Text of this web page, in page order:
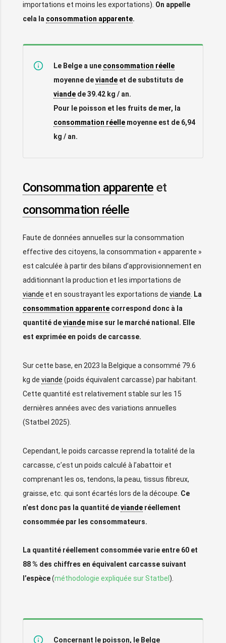
importations et moins les exportations). On appelle
cela la consommation apparente.
Le Belge a une consommation réelle
moyenne deviande et de substituts de
viande de 39.42 kg / an.
Pour le poisson et les fruits de mer, la
consommation réelle moyenne est de 6,94
kg / an.
Consommation apparente et
consommation réelle
Faute de données annuelles sur la consommation
effective des citoyens, la consommation « apparente »
est calculée à partir des bilans d’approvisionnement en
additionnant la production et les importations de
viande et en soustrayant les exportations de viande
La
consommation apparente correspond donc à la
quantité deviande mise sur le marché national. Elle
est exprimée en poids de carcasse.
Sur cette base, en 2023 la Belgique a consommé 79.6
kg de viande (poids équivalent carcasse) par habitant.
Cette quantité est relativement stable sur les 15
dernières années avec des variations annuelles
(Statbel 2025).
Cependant, le poids carcasse reprend la totalité de la
carcasse, c’est un poids calculé à l’abattoir et
comprenant les os, tendons, la peau, tissus fibreux,
graisse, etc. qui sont écartés lors de la découpe. Ce
n’est donc pas la quantité deviande réellement
consommée par les consommateurs.
La quantité réellement consommée varie entre 60 et
88 % des chiffres en équivalent carcasse suivant
l’espèce(méthodologie expliquée sur Statbel ).
Concernant l e poisson, le Belge